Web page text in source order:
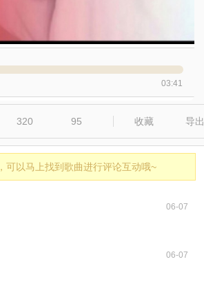
03:41
320 95 收藏 导出
，可以马上找到歌曲进行评论互动哦~
06-07
06-07